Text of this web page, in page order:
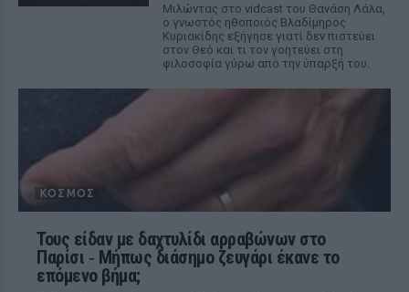
Μιλώντας στο vidcast του Θανάση Λάλα,
ο γνωστός ηθοποιός Βλαδίμηρος
Κυριακίδης εξήγησε γιατί δεν πιστεύει
στον Θεό και τι τον γοητεύει στη
φιλοσοφία γύρω από την ύπαρξή του.
ΚΌΣΜΟΣ
Τους είδαν με δαχτυλίδι αρραβώνων στο
Παρίσι ‑ Μήπως διάσημο ζευγάρι έκανε το
επόμενο βήμα;